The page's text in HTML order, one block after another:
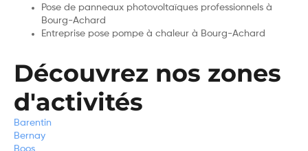
Pose de panneaux photovoltaïques professionnels à
Bourg-Achard
Entreprise pose pompe à chaleur à Bourg-Achard
Découvrez nos zones
d'activités
Barentin
Bernay
Boos